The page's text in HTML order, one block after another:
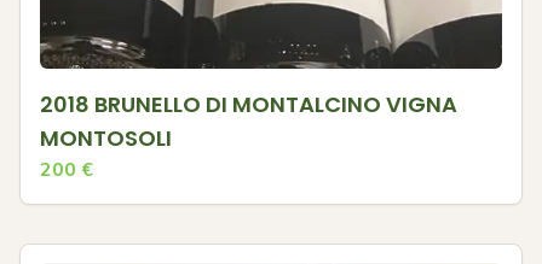
2018 BRUNELLO DI MONTALCINO VIGNA
MONTOSOLI
200 €